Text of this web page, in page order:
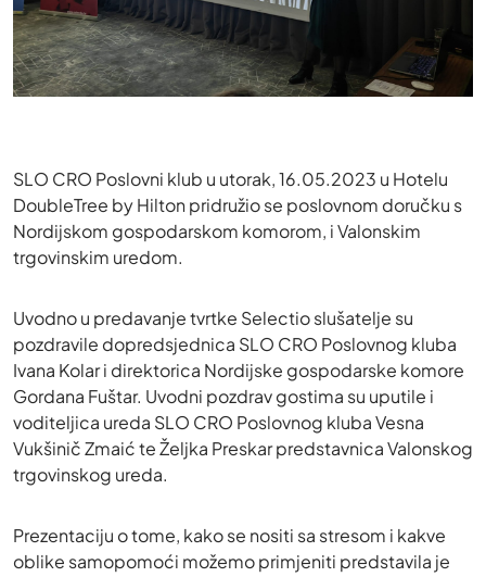
SLO CRO Poslovni klub u utorak, 16.05.2023 u Hotelu
DoubleTree by Hilton pridružio se poslovnom doručku s
Nordijskom gospodarskom komorom, i Valonskim
trgovinskim uredom.
Uvodno u predavanje tvrtke Selectio slušatelje su
pozdravile dopredsjednica SLO CRO Poslovnog kluba
Ivana Kolar i direktorica Nordijske gospodarske komore
Gordana Fuštar. Uvodni pozdrav gostima su uputile i
voditeljica ureda SLO CRO Poslovnog kluba Vesna
Vukšinič Zmaić te Željka Preskar predstavnica Valonskog
trgovinskog ureda.
Prezentaciju o tome, kako se nositi sa stresom i kakve
oblike samopomoći možemo primjeniti predstavila je